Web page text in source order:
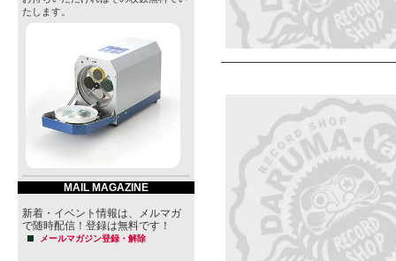
たします。
MAIL MAGAZINE
新着・イベント情報は、メルマガ
で随時配信！登録は無料です！
メールマガジン登録・解除